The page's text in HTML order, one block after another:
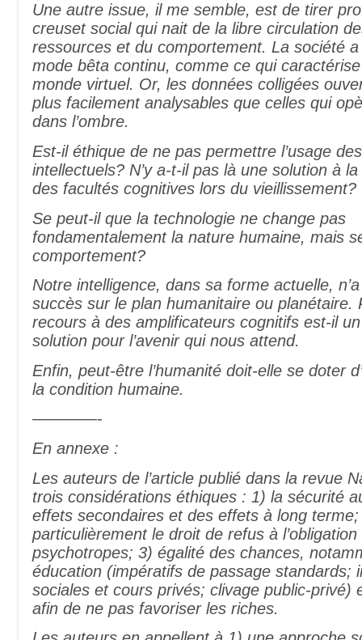
Une autre issue, il me semble, est de tirer
creuset social qui nait de la libre circulation
ressources et du comportement. La société
mode bêta continu, comme ce qui caractérise
monde virtuel. Or, les données colligées
plus facilement analysables que celles qui
dans l’ombre.
Est-il éthique de ne pas permettre l’usage
intellectuels? N’y a-t-il pas là une solution à
des facultés cognitives lors du vieillissement?
Se peut-il que la technologie ne change pas
fondamentalement la nature humaine, mais
comportement?
Notre intelligence, dans sa forme actuelle,
succès sur le plan humanitaire ou planétaire.
recours à des amplificateurs cognitifs est-il
solution pour l’avenir qui nous attend.
Enfin, peut-être l’humanité doit-elle se doter
la condition humaine.
————-
En annexe :
Les auteurs de l’article publié dans la revue
trois considérations éthiques : 1) la sécurité
effets secondaires et des effets à long
particulièrement le droit de refus à
psychotropes; 3) égalité des chances,
éducation (impératifs de passage standards;
sociales et cours privés; clivage public-privé)
afin de ne pas favoriser les riches.